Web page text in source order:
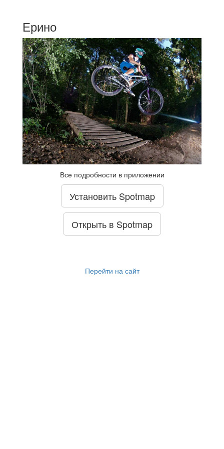
Ерино
Все подробности в приложении
Установить Spotmap
Открыть в Spotmap
Перейти на сайт